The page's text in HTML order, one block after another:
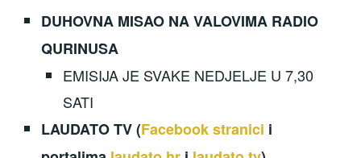
DUHOVNA MISAO NA VALOVIMA RADIO
QURINUSA
EMISIJA JE SVAKE NEDJELJE U 7,30
SATI
LAUDATO TV (Facebook stranici i